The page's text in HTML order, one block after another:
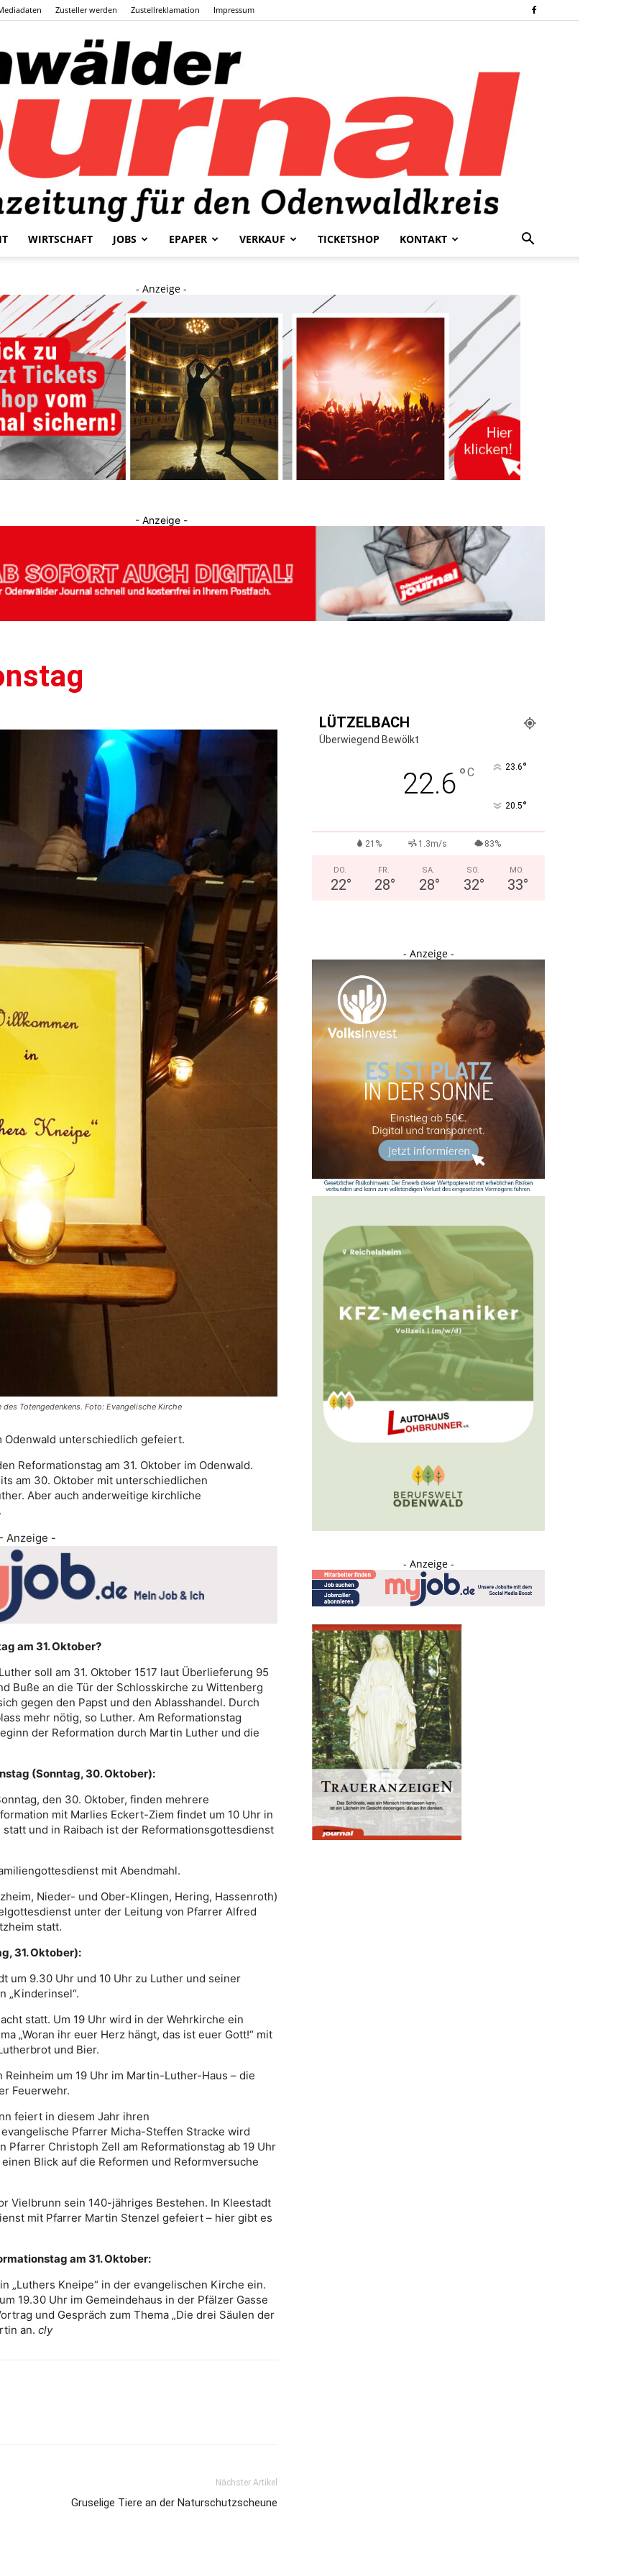
Zusteller werden Zustellreklamation Impressum
Journal
WIRTSCHAFT JOBS EPAPER VERKAUF TICKETSHOP KONTAKT
- Anzeige -
- Anzeige -
Totengedenkens. Foto: Evangelische Kirche
Odenwald unterschiedlich gefeiert.
Reformationstag am 31. Oktober im Odenwald.
am 30. Oktober mit unterschiedlichen
Aber auch anderweitige kirchliche
Anzeige -
am 31. Oktober?
soll am 31. Oktober 1517 laut Überlieferung 95
Buße an die Tür der Schlosskirche zu Wittenberg
gegen den Papst und den Ablasshandel. Durch
mehr nötig, so Luther. Am Reformationstag
der Reformation durch Martin Luther und die
(Sonntag, 30. Oktober):
den 30. Oktober, finden mehrere
mit Marlies Eckert-Ziem findet um 10 Uhr in
und in Raibach ist der Reformationsgottesdienst
mit Abendmahl.
Nieder- und Ober-Klingen, Hering, Hassenroth)
unter der Leitung von Pfarrer Alfred
statt.
31. Oktober):
um 9.30 Uhr und 10 Uhr zu Luther und seiner
„Kinderinsel“.
statt. Um 19 Uhr wird in der Wehrkirche ein
„Woran ihr euer Herz hängt, das ist euer Gott!“ mit
und Bier.
um 19 Uhr im Martin-Luther-Haus – die
Feuerwehr.
feiert in diesem Jahr ihren
Pfarrer Micha-Steffen Stracke wird
Pfarrer Christoph Zell am Reformationstag ab 19 Uhr
Blick auf die Reformen und Reformversuche
Vielbrunn sein 140-jähriges Bestehen. In Kleestadt
mit Pfarrer Martin Stenzel gefeiert – hier gibt es
am 31. Oktober:
„Luthers Kneipe“ in der evangelischen Kirche ein.
19.30 Uhr im Gemeindehaus in der Pfälzer Gasse
und Gespräch zum Thema „Die drei Säulen der
an. cly
Nächster Artikel
Gruselige Tiere an der Naturschutzscheune
LÜTZELBACH
Überwiegend Bewölkt
22.6°C 23.6°
20.5°
21% 1.3m/s 83%
DO.
22°
FR.
28°
SA.
28°
SO.
32°
MO.
33°
- Anzeige -
- Anzeige -